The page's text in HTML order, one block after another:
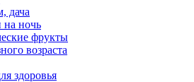
дача
ночь
фрукты
возраста
здоровья